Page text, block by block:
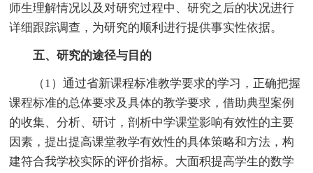
师生理解情况以及对研究过程中、研究之后的状况进行
详细跟踪调查，为研究的顺利进行提供事实性依据。
五、研究的途径与目的
（1）通过省新课程标准教学要求的学习，正确把握
课程标准的总体要求及具体的教学要求，借助典型案例
的收集、分析、研讨，剖析中学课堂影响有效性的主要
因素，提出提高课堂教学有效性的具体策略和方法，构
建符合我学校实际的评价指标。大面积提高学生的数学